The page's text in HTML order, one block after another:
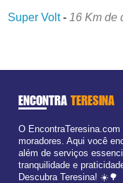
Super Volt- 16 Km de
ENCONTRA TERESINA
O
moradores. Aqui você
além de serviços
tranquilidade e
Descubra Teresina! ☀️🌳